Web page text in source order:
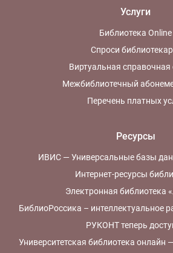
Услуги
Библиотека Online
Спроси
Виртуальная справочная
Межбиблиотечный
Перечень платных
Ресурсы
ИВИС — Универсальные базы
Интернет-ресурсы
Электронная библиотека
БиблиоРоссика – интеллектуальное
РУКОНТ теперь
Университетская библиотека онлайн